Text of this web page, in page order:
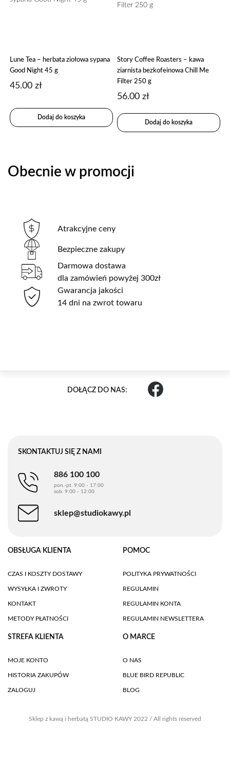
Lune Tea – herbata ziołowa sypana
Good Night 45 g
45.00zł
Dodaj do koszyka
Story Coffee Roasters – kawa
ziarnista bezkofeinowa Chill Me
Filter 250 g
56.00zł
Dodaj do koszyka
Obecnie w promocji
Atrakcyjne ceny
Bezpieczne zakupy
Darmowa dostawa
dla zamówień powyżej 300zł
Gwarancja jakości
14 dni na zwrot towaru
DOŁĄCZ DO NAS:
SKONTAKTUJ SIĘ Z NAMI
886 100 100
pon.-pt. 9:00 - 17:00
sob. 9:00 - 12:00
sklep@studiokawy.pl
OBSŁUGA KLIENTA
CZAS I KOSZTY DOSTAWY
WYSYŁKA I ZWROTY
KONTAKT
METODY PŁATNOŚCI
POMOC
POLITYKA PRYWATNOŚCI
REGULAMIN
REGULAMIN KONTA
REGULAMIN NEWSLETTERA
STREFA KLIENTA
MOJE KONTO
HISTORIA ZAKUPÓW
ZALOGUJ
O MARCE
O NAS
BLUE BIRD REPUBLIC
BLOG
Sklep z kawą i herbatą STUDIO KAWY 2022 / All rights reserved